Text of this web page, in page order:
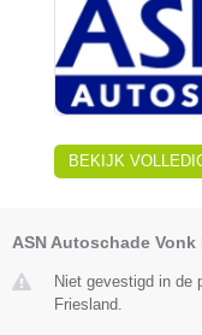
BEKIJK
ASN Autoschade Vonk
Niet gevestigd in de
Friesland.